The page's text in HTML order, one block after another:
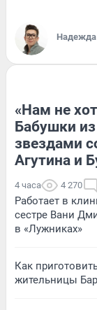
Надежда
«Нам не
Бабушки из
звездами
Агутина и
4 часа 4 270
Работает в
сестре Вани
в «Лужниках»
Как
жительницы